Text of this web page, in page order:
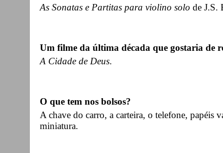
As Sonatas e Partitas para violino solo de J.S.
Um filme da última década que gostaria de
A Cidade de Deus.
O que tem nos bolsos?
A chave do carro, a carteira, o telefone, papéis
miniatura.